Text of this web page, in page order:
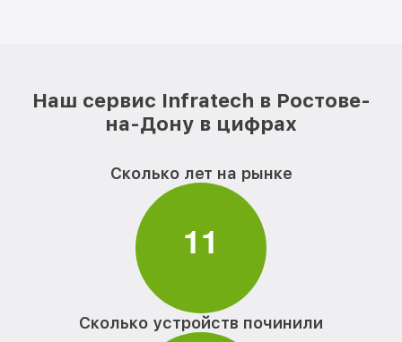
Наш сервис Infratech в Ростове-
на-Дону в цифрах
Сколько лет на рынке
11
Сколько устройств починили